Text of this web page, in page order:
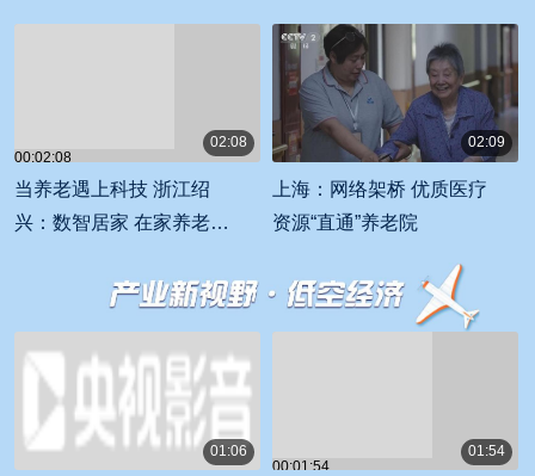
00:02:08
02:08
当养老遇上科技 浙江绍
兴：数智居家 在家养老也
02:09
上海：网络架桥 优质医疗
资源“直通”养老院
01:06
00:01:54
01:54